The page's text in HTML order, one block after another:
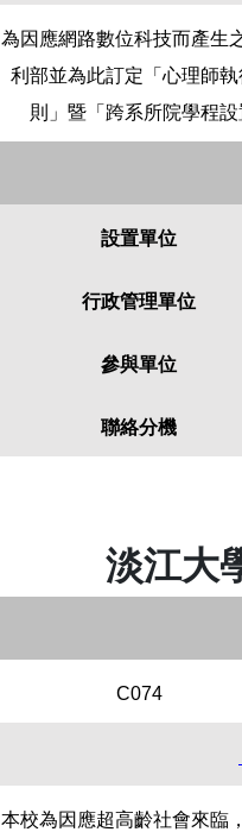
為因應網路數位科技而產生
利部並為此訂定「心理師
則」暨「跨系所院學程
設置單位
行政管理單位
參與單位
聯絡分機
淡江大
C074
本校為因應超高齡社會來臨